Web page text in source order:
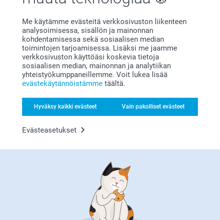
Me käytämme evästeitä verkkosivuston liikenteen
analysoimisessa, sisällön ja mainonnan
kohdentamisessa sekä sosiaalisen median
toimintojen tarjoamisessa. Lisäksi me jaamme
verkkosivuston käyttöäsi koskevia tietoja
sosiaalisen median, mainonnan ja analytiikan
yhteistyökumppaneillemme. Voit lukea lisää
evästekäytännöistämme täältä.
Hyväksy kaikki evästeet Vain pakolliset evästeet
Evästeasetukset
Todella nätti kesäkukkamuki ripeästi toimitettuna.
Lennu Backman-Elovirta,
2.7.2026
Kuva oli kovin pieni. Oletin olevan noin puolet mukista.
Sisko Jaakkola,
Painolaatu oli hyvä ja lopputulos niinkuin suunniteltu.